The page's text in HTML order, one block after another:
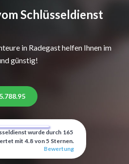
Schlüsseldienst
in Radegast helfen Ihnen im
günstig!
wurde durch 165
mit 4.8 von 5 Sternen.
Bewertung